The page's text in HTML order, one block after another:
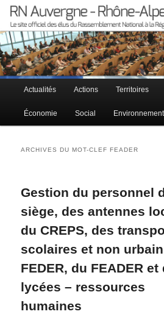
RN Auvergne –
Le site officiel des élus RN à la région
Menu principal
Aller au contenu principal
Aller au contenu secondaire
Actualités Actions Territoires
Économie Social Environnement
ARCHIVES DU MOT-CLEFFEADER
Gestion du personnel
siège, des antennes
du CREPS, des
scolaires et non
FEDER, du FEADER et
lycées – ressources
humaines